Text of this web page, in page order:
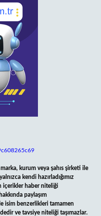
kurum veya şahıs şirketi ile
kendi hazırladığımız
içerikler haber niteliği
paylaşım
isim benzerlikleri tamamen
ve tavsiye niteliği taşımazlar.